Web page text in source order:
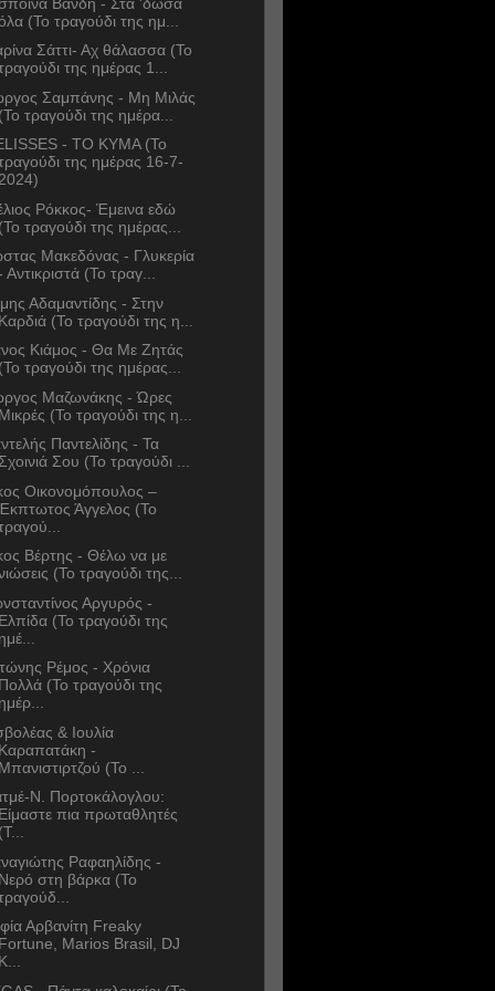
(Το τραγούδι της ημ...
Σάττι- Αχ θάλασσα (Το
της ημέρας 1...
Σαμπάνης - Μη Μιλάς
τραγούδι της ημέρα...
- TO KYMA (Το
της ημέρας 16-7-
Ρόκκος- Έμεινα εδώ
τραγούδι της ημέρας...
Μακεδόνας - Γλυκερία
Αντικριστά (Το τραγ...
Αδαμαντίδης - Στην
(Το τραγούδι της η...
Κιάμος - Θα Με Ζητάς
τραγούδι της ημέρας...
Μαζωνάκης - Ώρες
(Το τραγούδι της η...
Παντελίδης - Τα
Σου (Το τραγούδι ...
Οικονομόπουλος –
Άγγελος (Το
Βέρτης - Θέλω να με
(Το τραγούδι της...
Αργυρός -
(Το τραγούδι της
Ρέμος - Χρόνια
(Το τραγούδι της
& Ιουλία
-
(Το ...
Ν. Πορτοκάλογλου:
πια πρωταθλητές
Ραφαηλίδης -
στη βάρκα (Το
Αρβανίτη Freaky
Marios Brasil, DJ